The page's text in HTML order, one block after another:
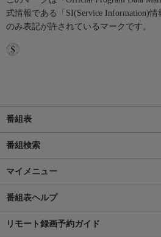
式情報である「SI(Service Information)
のみ表記が許されているマークです。
番組表
番組検索
マイメニュー
番組表ヘルプ
リモート録画予約ガイド